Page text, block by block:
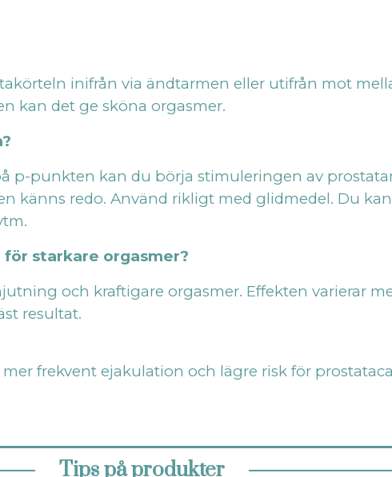
inifrån via ändtarmen eller utifrån mot
kan det ge sköna orgasmer.
p-punkten kan du börja stimuleringen av
känns redo. Använd rikligt med glidmedel. Du
starkare orgasmer?
och kraftigare orgasmer. Effekten varierar
resultat.
frekvent ejakulation och lägre risk för
Tips på produkter